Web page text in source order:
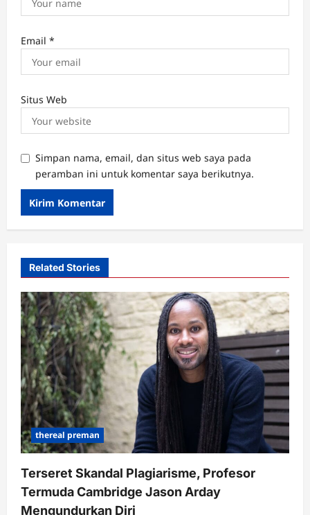
Email *
Situs Web
Simpan nama, email, dan situs web saya pada
peramban ini untuk komentar saya berikutnya.
Related Stories
thereal preman
Terseret Skandal Plagiarisme, Profesor
Termuda Cambridge Jason Arday
Mengundurkan Diri